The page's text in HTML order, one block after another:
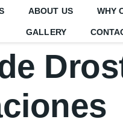
ABOUT US WHY
GALLERY